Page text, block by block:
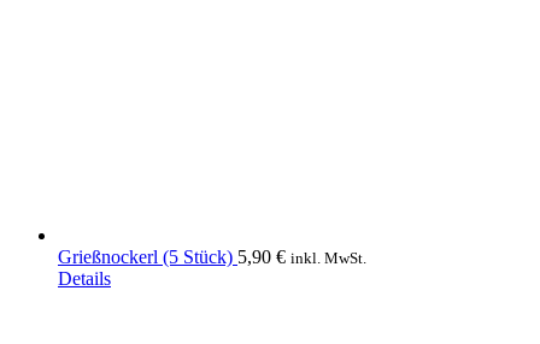
Grießnockerl (5 Stück) 5,90 € inkl. MwSt.
Details